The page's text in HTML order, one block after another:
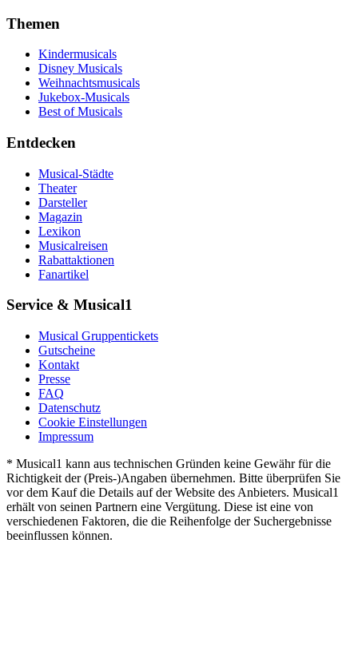
Themen
Kindermusicals
Disney Musicals
Weihnachtsmusicals
Jukebox-Musicals
Best of Musicals
Entdecken
Musical-Städte
Theater
Darsteller
Magazin
Lexikon
Musicalreisen
Rabattaktionen
Fanartikel
Service & Musical1
Musical Gruppentickets
Gutscheine
Kontakt
Presse
FAQ
Datenschutz
Cookie Einstellungen
Impressum
* Musical1 kann aus technischen Gründen keine Gewähr für die
Richtigkeit der (Preis-)Angaben übernehmen. Bitte überprüfen Sie
vor dem Kauf die Details auf der Website des Anbieters. Musical1
erhält von seinen Partnern eine Vergütung. Diese ist eine von
verschiedenen Faktoren, die die Reihenfolge der Suchergebnisse
beeinflussen können.